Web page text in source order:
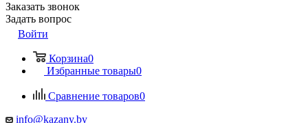
Заказать звонок
Задать вопрос
Войти
Корзина0
Избранные товары0
Сравнение товаров0
info@kazany.by